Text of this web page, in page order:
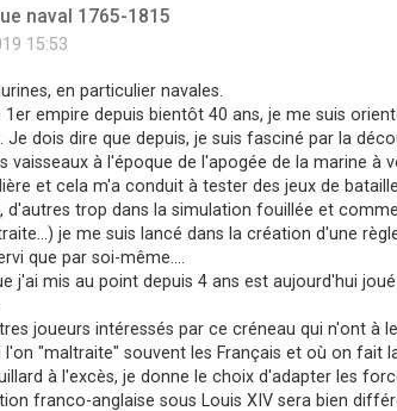
naval 1765-1815
15:53
en particulier navales.
empire depuis bientôt 40 ans, je me suis
Je dois dire que depuis, je suis fasciné par la
vaisseaux à l'époque de l'apogée de la marine à
et cela m'a conduit à tester des jeux de bataille
d'autres trop dans la simulation fouillée et
je me suis lancé dans la création d'une
que par soi-même....
j'ai mis au point depuis 4 ans est aujourd'hui
joueurs intéressés par ce créneau qui n'ont à
"maltraite" souvent les Français et où on fait
à l'excès, je donne le choix d'adapter les
franco-anglaise sous Louis XIV sera bien